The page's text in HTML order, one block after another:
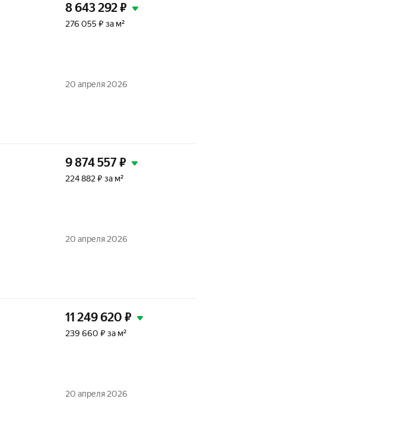
8 643 292₽
276 055 ₽ за м²
20 апреля 2026
9 874 557₽
224 882 ₽ за м²
20 апреля 2026
11 249 620 ₽
239 660 ₽ за м²
20 апреля 2026